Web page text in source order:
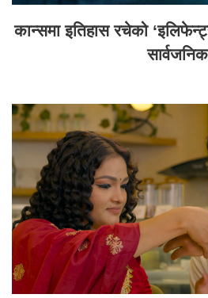
कान्समा इतिहास रचेको
सार्वजनिक